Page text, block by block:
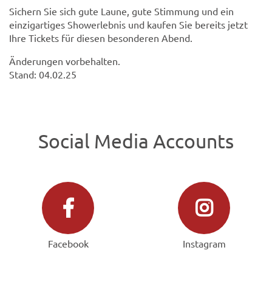
Sichern Sie sich gute Laune, gute Stimmung und ein
einzigartiges Showerlebnis und kaufen Sie bereits jetzt
Ihre Tickets für diesen besonderen Abend.
Änderungen vorbehalten.
Stand: 04.02.25
Social Media Accounts
Facebook Instagram